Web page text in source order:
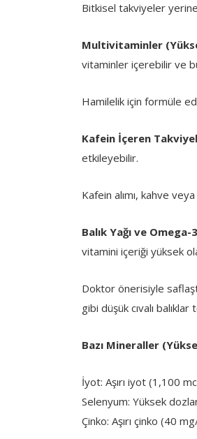
Bitkisel takviyeler
Multivitaminler
vitaminler içerebilir ve
Hamilelik için formüle
Kafein İçeren
etkileyebilir.
Kafein alımı, kahve
Balık Yağı ve
vitamini içeriği yüksek
Doktor önerisiyle
gibi düşük cıvalı
Bazı Mineraller
İyot: Aşırı iyot (1,100
Selenyum: Yüksek
Çinko: Aşırı çinko (40